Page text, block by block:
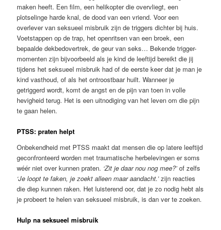
maken heeft. Een film, een helikopter die overvliegt, een
plotselinge harde knal, de dood van een vriend. Voor een
overlever van seksueel misbruik zijn de triggers dichter bij huis.
Voetstappen op de trap, het openritsen van een broek, een
bepaalde dekbedovertrek, de geur van seks… Bekende trigger-
momenten zijn bijvoorbeeld als je kind de leeftijd bereikt die jij
tijdens het seksueel misbruik had of de eerste keer dat je man je
kind vasthoud, of als het ontroostbaar huilt. Wanneer je
getriggerd wordt, komt de angst en de pijn van toen in volle
hevigheid terug. Het is een uitnodiging van het leven om die pijn
te gaan helen.
PTSS: praten helpt
Onbekendheid met PTSS maakt dat mensen die op latere leeftijd
geconfronteerd worden met traumatische herbelevingen er soms
wéér niet over kunnen praten. ‘Zit je daar nou nog mee?’of zelfs
‘Je loopt te faken, je zoekt alleen maar aandacht.’zijn reacties
die diep kunnen raken. Het luisterend oor, dat je zo nodig hebt als
je probeert te helen van seksueel misbruik, is dan ver te zoeken.
Hulp na seksueel misbruik